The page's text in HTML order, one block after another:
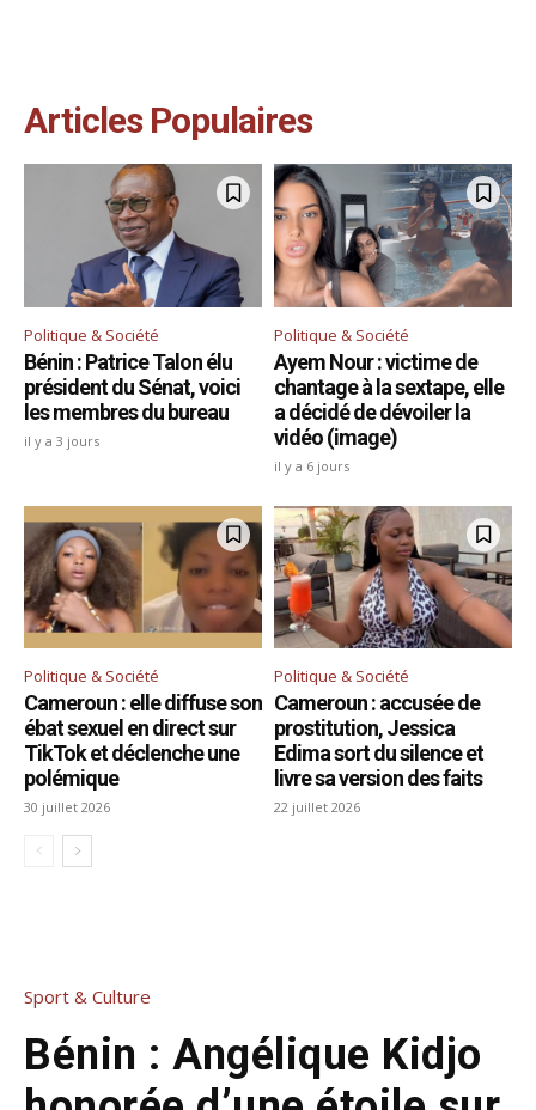
Articles Populaires
Politique & Société
Bénin : Patrice Talon élu
président du Sénat, voici
les membres du bureau
il y a 3 jours
Politique & Société
Ayem Nour : victime de
chantage à la sextape, elle
a décidé de dévoiler la
vidéo (image)
il y a 6 jours
Politique & Société
Cameroun : elle diffuse son
ébat sexuel en direct sur
TikTok et déclenche une
polémique
30 juillet 2026
Politique & Société
Cameroun : accusée de
prostitution, Jessica
Edima sort du silence et
livre sa version des faits
22 juillet 2026